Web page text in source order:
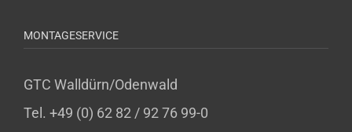
MONTAGESERVICE
GTC Walldürn/Odenwald
Tel. +49 (0) 62 82 / 92 76 99-0